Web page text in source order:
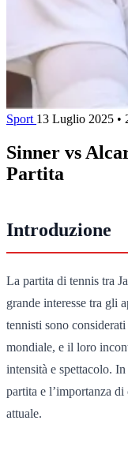
Sport 13 Luglio 2025 •
Sinner vs
Partita
Introduzione
La partita di tennis tra
grande interesse tra gli
tennisti sono
mondiale, e il loro
intensità e spettacolo.
partita e l’importanza
attuale.